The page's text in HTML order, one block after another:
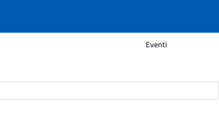
Eventi